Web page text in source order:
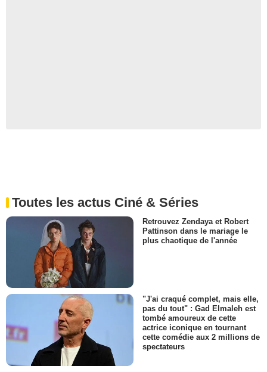
Toutes les actus Ciné & Séries
Retrouvez Zendaya et Robert
Pattinson dans le mariage le
plus chaotique de l'année
"J'ai craqué complet, mais elle,
pas du tout" : Gad Elmaleh est
tombé amoureux de cette
actrice iconique en tournant
cette comédie aux 2 millions de
spectateurs